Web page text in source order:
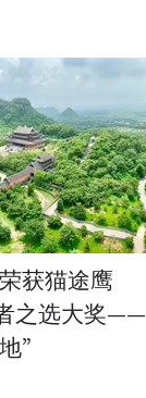
获猫途鹰
之选大奖——
”